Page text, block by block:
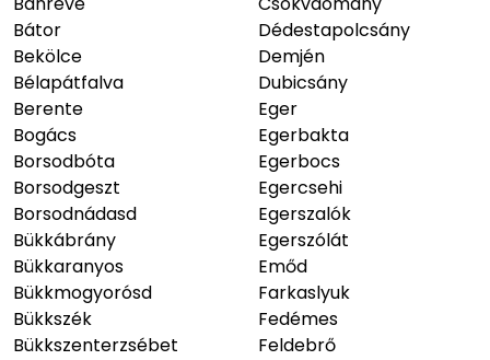
Bátor
Bekölce
Bélapátfalva
Berente
Bogács
Borsodbóta
Borsodgeszt
Borsodnádasd
Bükkábrány
Bükkaranyos
Bükkmogyorósd
Bükkszék
Bükkszenterzsébet
Dédestapolcsány
Demjén
Dubicsány
Eger
Egerbakta
Egerbocs
Egercsehi
Egerszalók
Egerszólát
Emőd
Farkaslyuk
Fedémes
Feldebrő